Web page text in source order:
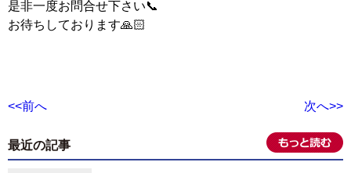
是非一度お問合せ下さい📞
お待ちしております🙏🏻
<<前へ 次へ>>
最近の記事